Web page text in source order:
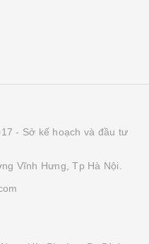
- Sở kế hoạch và đầu tư
Vĩnh Hưng, Tp Hà Nội.